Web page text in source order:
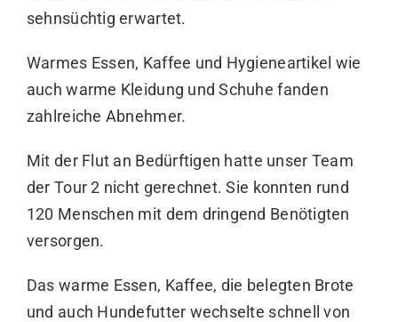
sehnsüchtig erwartet.
Warmes Essen, Kaffee und Hygieneartikel wie
auch warme Kleidung und Schuhe fanden
zahlreiche Abnehmer.
Mit der Flut an Bedürftigen hatte unser Team
der Tour 2 nicht gerechnet. Sie konnten rund
120 Menschen mit dem dringend Benötigten
versorgen.
Das warme Essen, Kaffee, die belegten Brote
und auch Hundefutter wechselte schnell von